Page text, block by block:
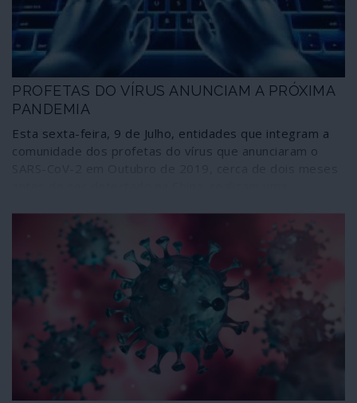
PROFETAS DO VÍRUS ANUNCIAM A PRÓXIMA
PANDEMIA
Esta sexta-feira, 9 de Julho, entidades que integram a
comunidade dos profetas do vírus que anunciaram o
ser a próxima pandemia, uma ciberpandemia com tal
dimensão que, comparativamente, faria a crise da
COVID-19 parecer um “pequeno distúrbio”. Quem o diz
é o chefe do Fórum Económico Mundial (WEF na sigla
inglesa), Klaus Schwab, ardente defensor do
aproveitamento destas convulsões como “janelas de
oportunidade” para proceder ao “novo reinício”, o Great
Reset do capitalismo.